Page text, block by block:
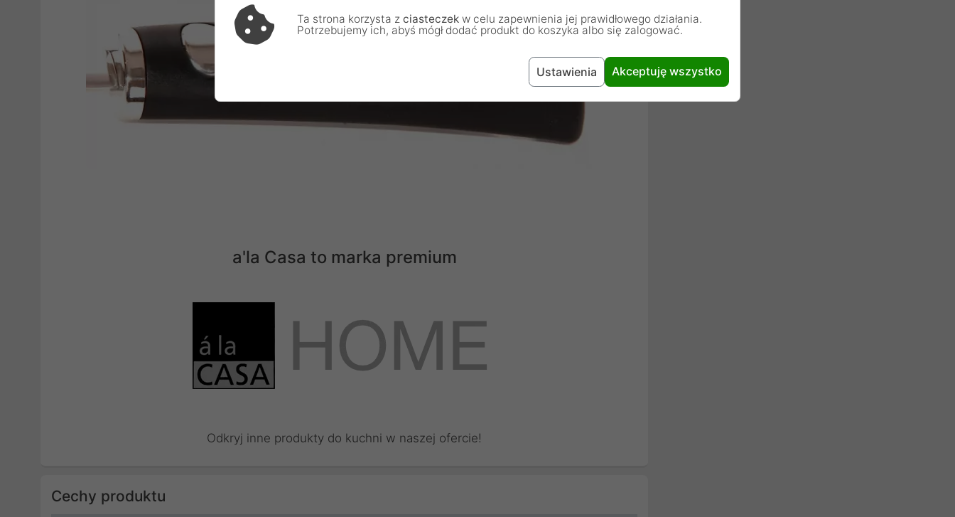
a'la Casa to marka premium
Odkryj inne produkty do kuchni w naszej ofercie!
Cechy produktu
Ta strona korzysta z ciasteczek w celu zapewnienia jej prawidłowego działania.
Potrzebujemy ich, abyś mógł dodać produkt do koszyka albo się zalogować.
Ustawienia Akceptuję wszystko